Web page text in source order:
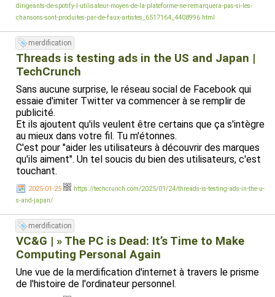
dirigeants-de-spotify-l-utilisateur-moyen-de-la-plateforme-ne-remarquera-pas-si-les-
chansons-sont-produites-par-de-faux-artistes_6517164_4408996.html
merdification
Threads is testing ads in the US and Japan |
TechCrunch
Sans aucune surprise, le réseau social de Facebook qui
essaie d'imiter Twitter va commencer à se remplir de
publicité.
Et ils ajoutent qu'ils veulent être certains que ça s'intègre
au mieux dans votre fil. Tu m'étonnes.
C'est pour "aider les utilisateurs à découvrir des marques
qu'ils aiment". Un tel soucis du bien des utilisateurs, c'est
touchant.
2025-01-25
https://techcrunch.com/2025/01/24/threads-is-testing-ads-in-the-u-
s-and-japan/
merdification
VC&G | » The PC is Dead: It’s Time to Make
Computing Personal Again
Une vue de la merdification d'internet à travers le prisme
de l'histoire de l'ordinateur personnel.